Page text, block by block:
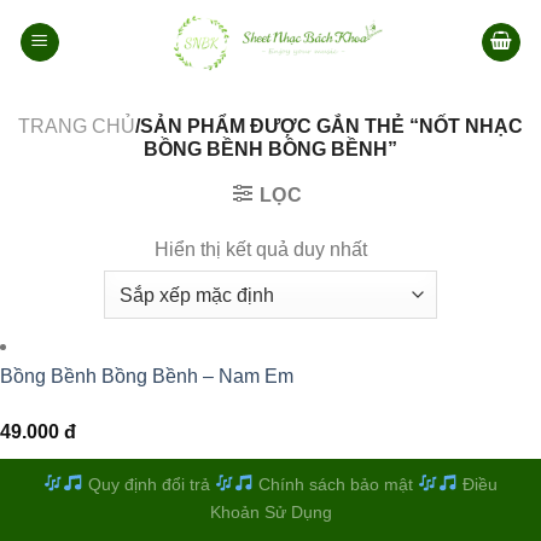
qua
TRANG CHỦ/SẢN PHẨM ĐƯỢC GẮN THẺ “NỐT NHẠC
BỒNG BỀNH BỒNG BỀNH”
LỌC
Hiển thị kết quả duy nhất
Bồng Bềnh Bồng Bềnh – Nam Em
49.000 đ
Quy định đổi trả Chính sách bảo mật
Điều
Khoản Sử Dụng